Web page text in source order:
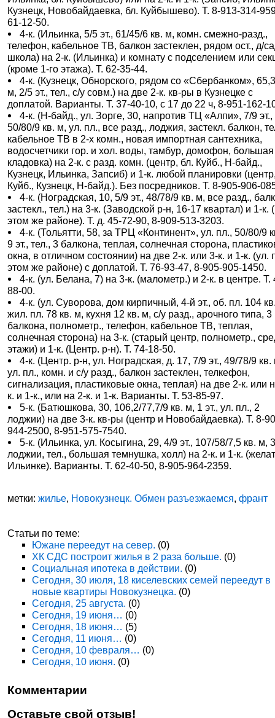
Кузнецк, Новобайдаевка, бл. Куйбышево). Т. 8-913-314-
61-12-50.
4-к. (Ильинка, 5/5 эт., 61/45/6 кв. м, комн. смежно-разд.,
телефон, кабельное ТВ, балкон застеклен, рядом ост., д/
школа) на 2-к. (Ильинка) и комнату с подселением или
(кроме 1-го этажа). Т. 62-35-44.
4-к. (Кузнецк, Обнорского, рядом со «Сбербанком»,
м, 2/5 эт., тел., с/у совм.) на две 2-к. кв-ры в Кузнецке с
доплатой. Варианты. Т. 37-40-10, с 17 до 22 ч, 8-951-162-
4-к. (Н-байд., ул. Зорге, 30, напротив ТЦ «Алпи», 7/9 эт.,
50/80/9 кв. м, ул. пл., все разд., лоджия, застекл. балкон,
кабельное ТВ в 2-х комн., новая импортная сантехника,
водосчетчики гор. и хол. воды, тамбур, домофон, большая
кладовка) на 2-к. с разд. комн. (центр, бл. Куйб., Н-байд.,
Кузнецк, Ильинка, Запсиб) и 1-к. любой планировки
Куйб., Кузнецк, Н-байд.). Без посредников. Т. 8-905-906-
4-к. (Ноградская, 10, 5/9 эт., 48/78/9 кв. м, все разд.,
застекл., тел.) на 3-к. (Заводской р-н, 16-17 квартал) и 1-к.
этом же районе). Т. д. 45-72-90, 8-909-513-3203.
4-к. (Тольятти, 58, за ТРЦ «Континент», ул. пл., 50/80/9
9 эт., тел., 3 балкона, теплая, солнечная сторона,
окна, в отличном состоянии) на две 2-к. или 3-к. и 1-к. (ул.
этом же районе) с доплатой. Т. 76-93-47, 8-905-905-1450.
4-к. (ул. Белана, 7) на 3-к. (малометр.) и 2-к. в центре. Т.
88-00.
4-к. (ул. Суворова, дом кирпичный, 4-й эт., об. пл. 104
жил. пл. 78 кв. м, кухня 12 кв. м, с/у разд., арочного типа, 3
балкона, полнометр., телефон, кабельное ТВ, теплая,
солнечная сторона) на 3-к. (старый центр, полнометр.,
этажи) и 1-к. (Центр. р-н). Т. 74-18-50.
4-к. (Центр. р-н, ул. Ноградская, д. 17, 7/9 эт., 49/78/9 кв.
ул. пл., комн. и с/у разд., балкон застеклен, телкефон,
сигнализация, пластиковые окна, теплая) на две 2-к. или
к. и 1-к., или на 2-к. и 1-к. Варианты. Т. 53-85-97.
5-к. (Батюшкова, 30, 106,2/77,7/9 кв. м, 1 эт., ул. пл., 2
лоджии) на две 3-к. кв-ры (центр и Новобайдаевка). Т. 8-
944-2500, 8-951-575-7540.
5-к. (Ильинка, ул. Косыгина, 29, 4/9 эт., 107/58/7,5 кв. м,
лоджии, тел., большая темнушка, холл) на 2-к. и 1-к.
Ильинке). Варианты. Т. 62-40-50, 8-905-964-2359.
метки:жилье, Новокузнецк. Обмен разъезжаемся,франт
Статьи по теме:
Южане переедут на север. (0)
ХК СДС построит жилья в 2 раза больше. (0)
Социальная ипотека в действии. (0)
Сегодня, 30 июля, 18 киселевских семей переедут в
новые квартиры Новокузнецка. (0)
Сегодня, 25 августа. (0)
Сегодня, 19 июня… (0)
Сегодня, 18 июня… (5)
Сегодня, 11 июня… (0)
Сегодня, 10 февраля… (0)
Сегодня, 10 июня. (0)
Комментарии
Оставьте свой отзыв!